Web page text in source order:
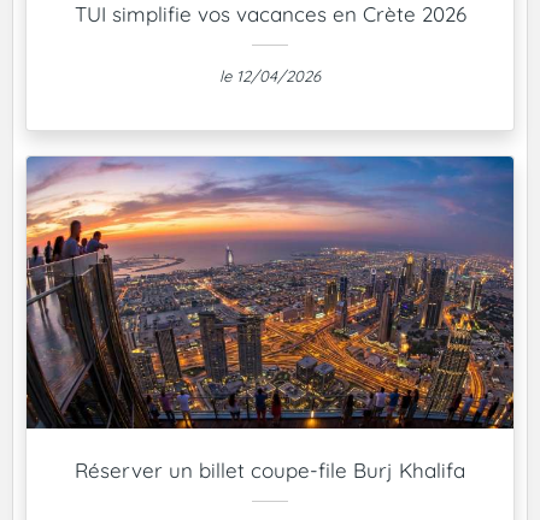
TUI simplifie vos vacances en Crète 2026
le 12/04/2026
Réserver un billet coupe-file Burj Khalifa